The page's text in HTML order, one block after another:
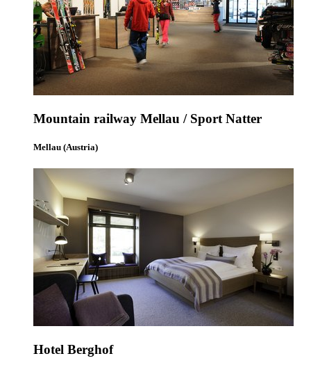
Mountain railway Mellau / Sport Natter
Mellau (Austria)
Hotel Berghof